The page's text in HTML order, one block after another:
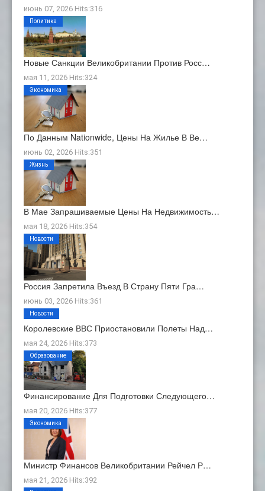
июнь 07, 2026 Hits:316
Новые Санкции Великобритании Против Росс…
мая 11, 2026 Hits:324
Политика
По Данным Nationwide, Цены На Жилье В Ве…
июнь 02, 2026 Hits:351
Экономика
В Мае Запрашиваемые Цены На Недвижимость…
мая 18, 2026 Hits:354
Жизнь
Россия Запретила Въезд В Страну Пяти Гра…
июнь 03, 2026 Hits:361
Новости
Королевские ВВС Приостановили Полеты Над…
мая 24, 2026 Hits:373
Новости
Финансирование Для Подготовки Следующего…
мая 20, 2026 Hits:377
Образование
Министр Финансов Великобритании Рейчел Р…
мая 21, 2026 Hits:392
Экономика